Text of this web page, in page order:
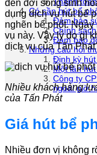
Có cần hút bể
Đảm bảo
Chính
Đảm bảo
Những câu hỏi
Định kỳ
Một lần
Công ty
ngoài giờ
đến đời sống sinh
dụng dịch vụ hút bể
nghẽn bể phốt.
vụ này. Vậy lý do gì
dịch vụ của Tấn
Nhiều khách hàng
của Tấn Phát
Giá hút bể
Nhiều đơn vị không